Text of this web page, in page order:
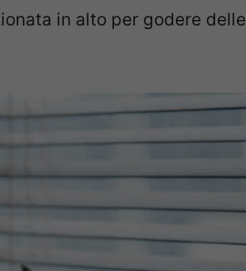
in alto per godere delle